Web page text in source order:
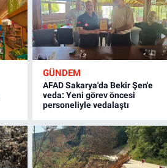
GÜNDEM
AFAD Sakarya'da Bekir Şen'e
veda: Yeni görev öncesi
personeliyle vedalaştı